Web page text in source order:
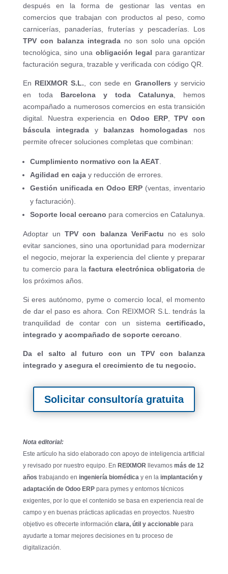
después en la forma de gestionar las ventas en
comercios que trabajan con productos al peso, como
carnicerías, panaderías, fruterías y pescaderías. Los
TPV con balanza integradano son solo una opción
tecnológica, sino una obligación legal para garantizar
facturación segura, trazable y verificada con código QR.
En REIXMOR S.L. , con sede en Granollers y servicio
en toda Barcelona y toda Catalunya , hemos
acompañado a numerosos comercios en esta transición
digital. Nuestra experiencia enOdoo ERP ,TPV con
báscula integraday balanzas homologadas nos
permite ofrecer soluciones completas que combinan:
Cumplimiento normativo con la AEAT.
Agilidad en cajay reducción de errores.
Gestión unificada en Odoo ERP (ventas, inventario
y facturación).
Soporte local cercano para comercios en Catalunya.
Adoptar unTPV con balanza VeriFactu no es solo
evitar sanciones, sino una oportunidad para modernizar
el negocio, mejorar la experiencia del cliente y preparar
tu comercio para lafactura electrónica obligatoria de
los próximos años.
Si eres autónomo, pyme o comercio local, el momento
de dar el paso es ahora. Con REIXMOR S.L. tendrás la
tranquilidad de contar con un sistemacertificado,
integrado y acompañado de soporte cercano
Da el salto al futuro con un TPV con balanza
integrado y asegura el crecimiento de tu negocio.
Solicitar consultoría gratuita
Nota editorial:
Este artículo ha sido elaborado con apoyo de inteligencia artificial
y revisado por nuestro equipo. En REIXMOR llevamos más de 12
años trabajando en ingeniería biomédica y en la implantación y
adaptación de Odoo ERPpara pymes y entornos técnicos
exigentes, por lo que el contenido se basa en experiencia real de
campo y en buenas prácticas aplicadas en proyectos. Nuestro
objetivo es ofrecerte información clara, útil y accionablepara
ayudarte a tomar mejores decisiones en tu proceso de
digitalización.